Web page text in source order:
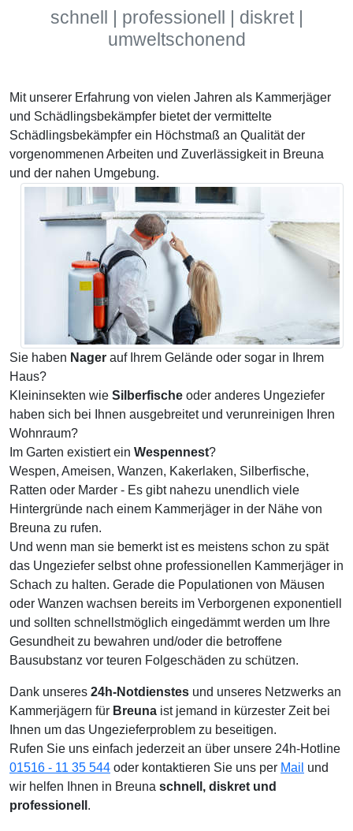
schnell | professionell | diskret |
umweltschonend
Mit unserer Erfahrung von vielen Jahren als Kammerjäger
und Schädlingsbekämpfer bietet der vermittelte
Schädlingsbekämpfer ein Höchstmaß an Qualität der
vorgenommenen Arbeiten und Zuverlässigkeit in Breuna
und der nahen Umgebung.
Sie haben Nager auf Ihrem Gelände oder sogar in Ihrem
Haus?
Kleininsekten wie Silberfische oder anderes Ungeziefer
haben sich bei Ihnen ausgebreitet und verunreinigen Ihren
Wohnraum?
Im Garten existiert ein Wespennest?
Wespen, Ameisen, Wanzen, Kakerlaken, Silberfische,
Ratten oder Marder - Es gibt nahezu unendlich viele
Hintergründe nach einem Kammerjäger in der Nähe von
Breuna zu rufen.
Und wenn man sie bemerkt ist es meistens schon zu spät
das Ungeziefer selbst ohne professionellen Kammerjäger in
Schach zu halten. Gerade die Populationen von Mäusen
oder Wanzen wachsen bereits im Verborgenen exponentiell
und sollten schnellstmöglich eingedämmt werden um Ihre
Gesundheit zu bewahren und/oder die betroffene
Bausubstanz vor teuren Folgeschäden zu schützen.
Dank unseres 24h-Notdienstes und unseres Netzwerks an
Kammerjägern für Breuna ist jemand in kürzester Zeit bei
Ihnen um das Ungezieferproblem zu beseitigen.
Rufen Sie uns einfach jederzeit an über unsere 24h-Hotline
01516 - 11 35 544 oder kontaktieren Sie uns per Mail und
wir helfen Ihnen in Breuna schnell, diskret und
professionell .